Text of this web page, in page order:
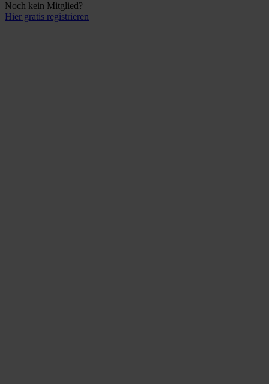
Noch kein Mitglied?
Hier gratis registrieren